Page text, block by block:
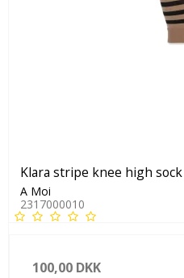
Klara stripe knee high sock
A Moi
2317000010
100,00 DKK